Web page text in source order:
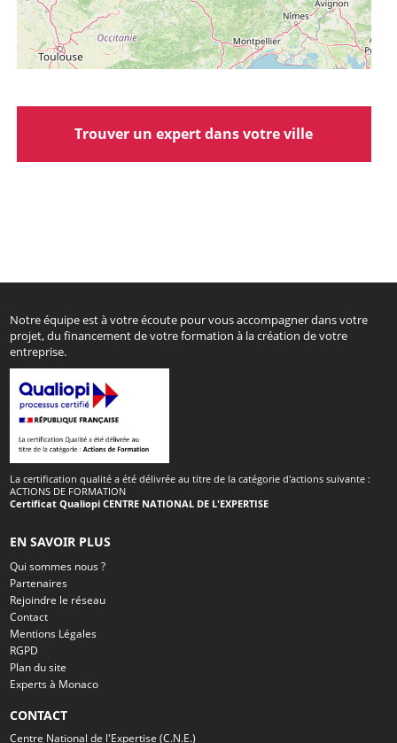
Trouver un expert dans votre ville
Notre équipe est à votre écoute pour vous accompagner dans votre
projet, du financement de votre formation à la création de votre
entreprise.
La certification qualité a été délivrée au titre de la catégorie d'actions suivante :
ACTIONS DE FORMATION
Certificat Qualiopi CENTRE NATIONAL DE L'EXPERTISE
EN SAVOIR PLUS
Qui sommes nous ?
Partenaires
Rejoindre le réseau
Contact
Mentions Légales
RGPD
Plan du site
Experts à Monaco
CONTACT
Centre National de l'Expertise (C.N.E.)